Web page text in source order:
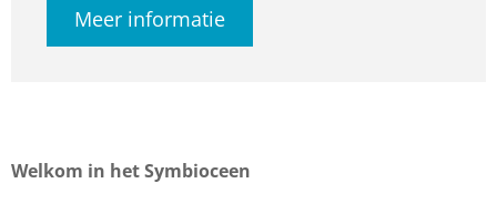
k
n
e
m
W
o
W
o
Meer informatie
Welkom in het Symbioceen